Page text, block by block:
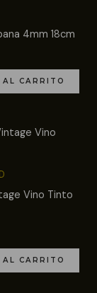
4mm 18cm
CARRITO
Vino Tinto
CARRITO